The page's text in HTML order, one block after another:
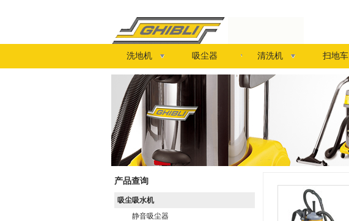
洗地机 吸尘器 清洗机 扫地车
产品查询
吸尘吸水机
静音吸尘器